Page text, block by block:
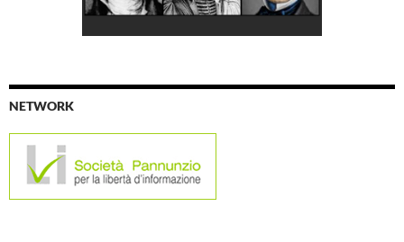
NETWORK